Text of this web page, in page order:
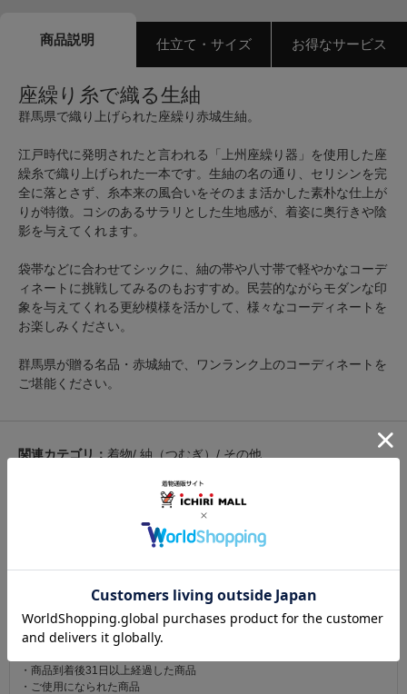
商品説明 仕立て・サイズ お得なサービス
座繰り糸で織る生紬
群馬県で織り上げられた座繰り赤城生紬。
江戸時代に発明されたと言われる「上州座繰り器」を使用した座
繰糸で織り上げられた一本です。生紬の名の通り、セリシンを完
全に落とさず、糸本来の風合いをそのまま活かした素朴な仕上が
りが特徴。コシのあるサラリとした生地感が、着姿に奥行きや陰
影を与えてくれます。
袋帯などに合わせてシックに、紬の帯や八寸帯で軽やかなコーデ
ィネートに挑戦してみるのもおすすめ。民芸的ながらモダンな印
象を与えてくれる更紗模様を活かして、様々なコーディネートを
お楽しみください。
群馬県が贈る名品・赤城紬で、ワンランク上のコーディネートを
ご堪能ください。
関連カテゴリ： 着物/ 紬（つむぎ） / その他
この商品を見た人は
こちらの商品も見ています
お仕立て後、お客様の手元に届いてから30日以内であれば返品可能です。
返品にかかる送料は無料です。
・商品到着後31日以上経過した商品
・ご使用になられた商品